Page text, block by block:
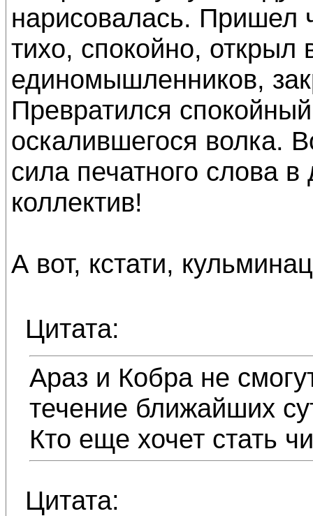
нарисовалась. Пришел
тихо, спокойно, открыл
единомышленников,
Превратился
оскалившегося волка.
сила печатного слова
коллектив!
А вот, кстати,
Цитата:
Араз и Кобра не
течение ближайших
Кто еще хочет стать
Цитата: